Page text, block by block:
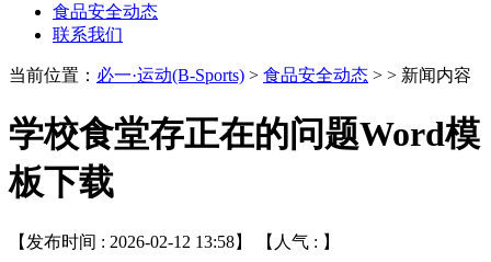
食品安全动态
联系我们
当前位置： 必一·运动(B-Sports) > 食品安全动态 > > 新闻内容
学校食堂存正在的问题Word模
板下载
【发布时间 : 2026-02-12 13:58】 【人气 : 】